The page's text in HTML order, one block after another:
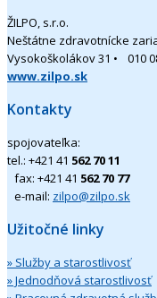
ŽILPO, s.r.o.
Neštátne zdravotnícke
Vysokoškolákov 31 • 010
www.zilpo.sk
Kontakty
spojovateľka:
tel.: +421 41 562 70 11
fax: +421 41 562 70 77
e-mail: zilpo@zilpo.sk
Užitočné linky
» Služby a starostlivosť
» Jednodňová starostlivosť